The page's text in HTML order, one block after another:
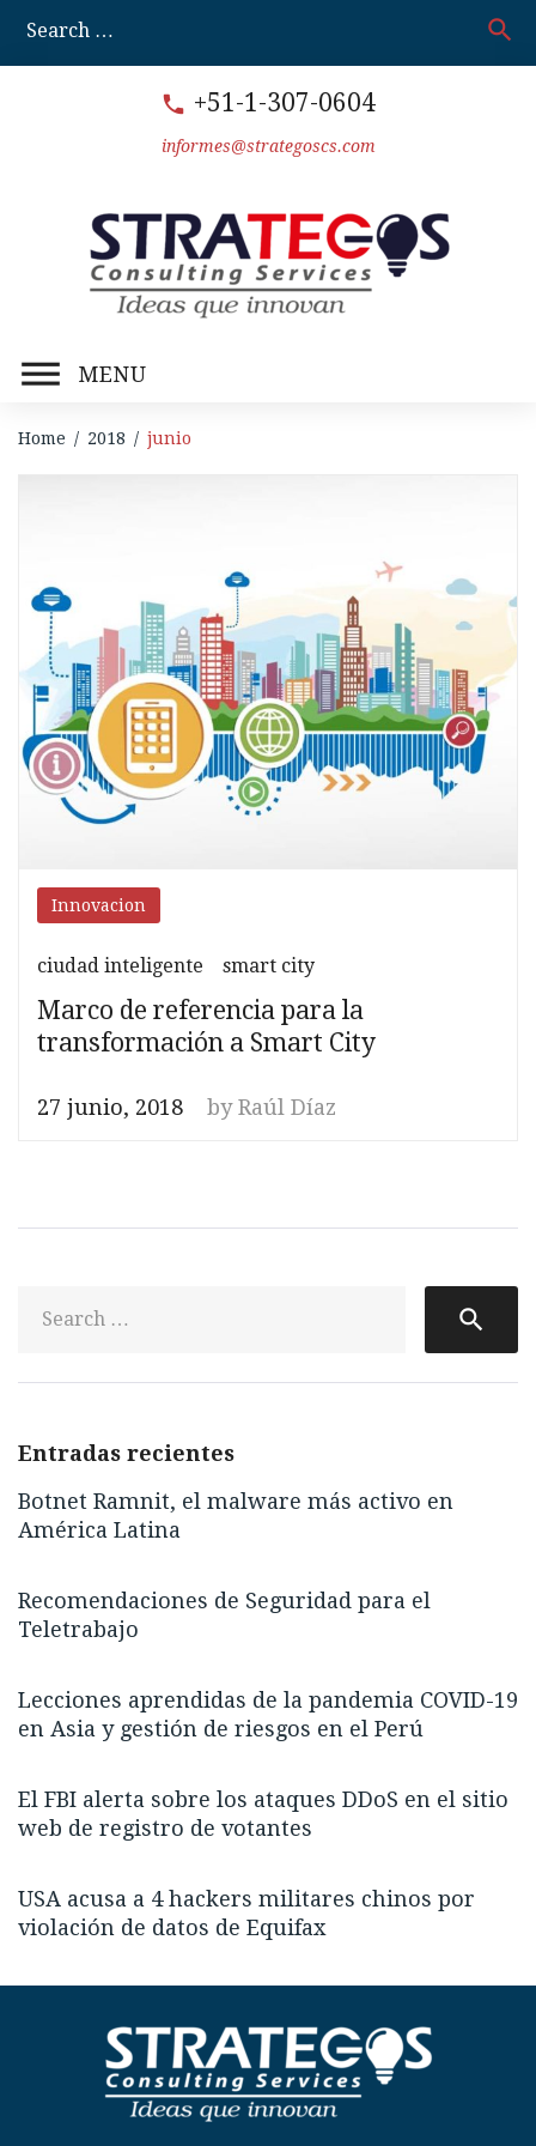
content
search
call +51-1-307-0604
informes@strategoscs.com
MENU
Home / 2018 / junio
2018
Innovacion
ciudad inteligente smart city
Marco de referencia para la
transformación a Smart City
27 junio, 2018 byRaúl Díaz
search
Entradas recientes
Botnet Ramnit, el malware más activo en
América Latina
Recomendaciones de Seguridad para el
Teletrabajo
Lecciones aprendidas de la pandemia COVID-19
en Asia y gestión de riesgos en el Perú
El FBI alerta sobre los ataques DDoS en el sitio
web de registro de votantes
USA acusa a 4 hackers militares chinos por
violación de datos de Equifax